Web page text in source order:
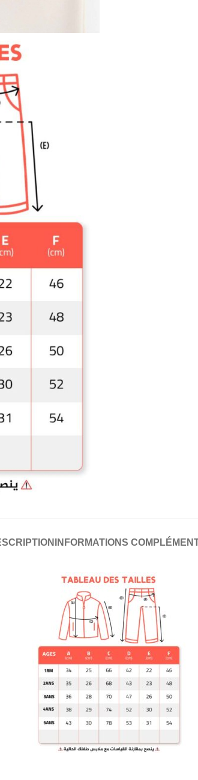
INFORMATIONS